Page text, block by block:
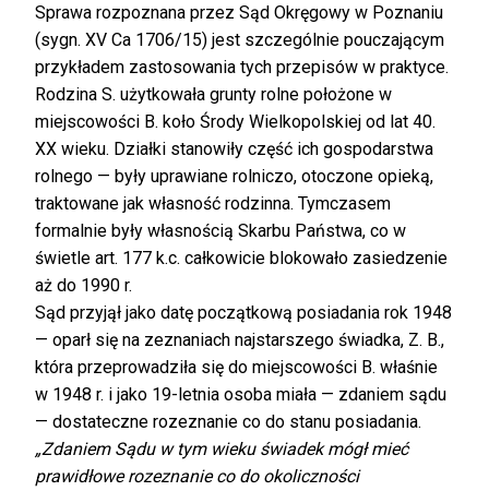
Sprawa rozpoznana przez Sąd Okręgowy w Poznaniu
(sygn. XV Ca 1706/15) jest szczególnie pouczającym
przykładem zastosowania tych przepisów w praktyce.
Rodzina S. użytkowała grunty rolne położone w
miejscowości B. koło Środy Wielkopolskiej od lat 40.
XX wieku. Działki stanowiły część ich gospodarstwa
rolnego — były uprawiane rolniczo, otoczone opieką,
traktowane jak własność rodzinna. Tymczasem
formalnie były własnością Skarbu Państwa, co w
świetle art. 177 k.c. całkowicie blokowało zasiedzenie
aż do 1990 r.
Sąd przyjął jako datę początkową posiadania rok 1948
— oparł się na zeznaniach najstarszego świadka, Z. B.,
która przeprowadziła się do miejscowości B. właśnie
w 1948 r. i jako 19-letnia osoba miała — zdaniem sądu
— dostateczne rozeznanie co do stanu posiadania.
„Zdaniem Sądu w tym wieku świadek mógł mieć
prawidłowe rozeznanie co do okoliczności